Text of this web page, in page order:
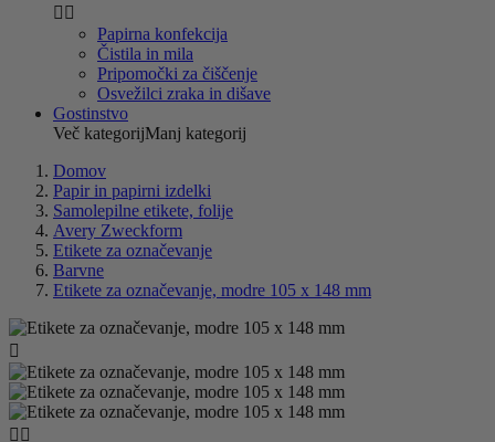
 
Papirna konfekcija
Čistila in mila
Pripomočki za čiščenje
Osvežilci zraka in dišave
Gostinstvo
Več kategorijManj kategorij
Domov
Papir in papirni izdelki
Samolepilne etikete, folije
Avery Zweckform
Etikete za označevanje
Barvne
Etikete za označevanje, modre 105 x 148 mm

 